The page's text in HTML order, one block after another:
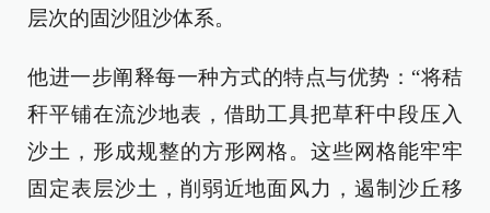
层次的固沙阻沙体系。
他进一步阐释每一种方式的特点与优势：“将秸
秆平铺在流沙地表，借助工具把草秆中段压入
沙土，形成规整的方形网格。这些网格能牢牢
固定表层沙土，削弱近地面风力，遏制沙丘移